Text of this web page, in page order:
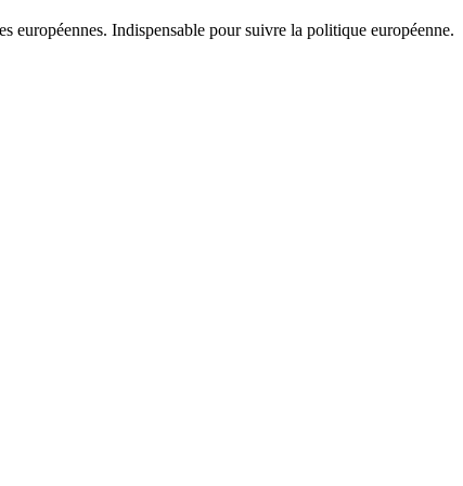
européennes. Indispensable pour suivre la politique européenne.